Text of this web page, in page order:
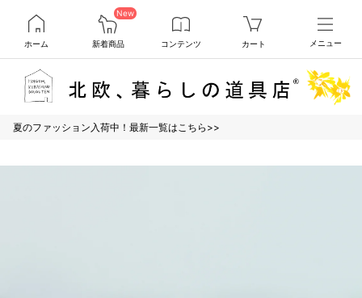
ホーム
New
新着商品 コンテンツ カート メニュー
夏のファッション入荷中！最新一覧はこちら>>